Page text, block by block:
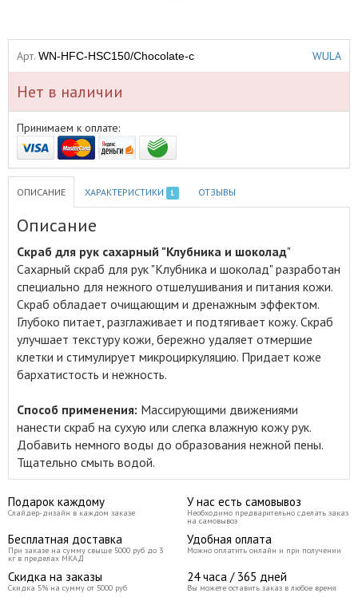
Арт. WN-HFC-HSC150/Chocolate-c WULA
Нет в наличии
Принимаем к оплате:
ОПИСАНИЕ ХАРАКТЕРИСТИКИ 1 ОТЗЫВЫ
Описание
Скраб для рук сахарный "Клубника и шоколад"
Сахарный скраб для рук "Клубника и шоколад" разработан
специально для нежного отшелушивания и питания кожи.
Скраб обладает очищающим и дренажным эффектом.
Глубоко питает, разглаживает и подтягивает кожу. Скраб
улучшает текстуру кожи, бережно удаляет отмершие
клетки и стимулирует микроциркуляцию. Придает коже
бархатистость и нежность.
Способ применения: Массирующими движениями
нанести скраб на сухую или слегка влажную кожу рук.
Добавить немного воды до образования нежной пены.
Тщательно смыть водой.
Подарок каждому
Слайдер-дизайн в каждом заказе
У нас есть самовывоз
Необходимо предварительно сделать заказ
на самовывоз
Бесплатная доставка
При заказе на сумму свыше 5000 руб до 3
кг в пределах МКАД
Удобная оплата
Можно оплатить онлайн и при получении
Скидка на заказы
Скидка 5% на сумму от 5000 руб
24 часа / 365 дней
Вы можете оставить заказ в любое время